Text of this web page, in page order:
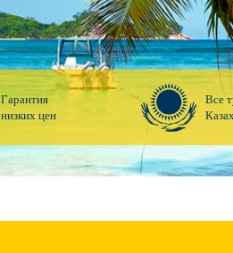
Гарантия
низких цен
Все